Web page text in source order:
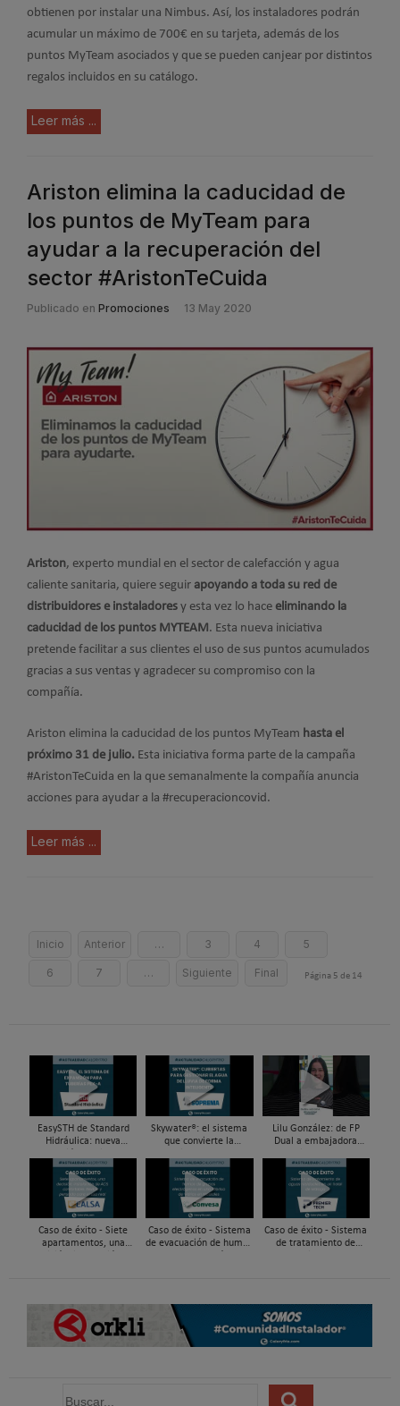
obtienen por instalar una Nimbus. Así, los instaladores podrán
acumular un máximo de 700€ en su tarjeta, además de los
puntos MyTeam asociados y que se pueden canjear por distintos
regalos incluidos en su catálogo.
Leer más ...
Ariston elimina la caducidad de
los puntos de MyTeam para
ayudar a la recuperación del
sector #AristonTeCuida
Publicado en Promociones 13 May 2020
Ariston, experto mundial en el sector de calefacción y agua
caliente sanitaria, quiere seguir apoyando a toda su red de
distribuidores e instaladores y esta vez lo hace eliminando la
caducidad de los puntos MYTEAM . Esta nueva iniciativa
pretende facilitar a sus clientes el uso de sus puntos acumulados
gracias a sus ventas y agradecer su compromiso con la
compañía.
Ariston elimina la caducidad de los puntos MyTeam hasta el
próximo 31 de julio. Esta iniciativa forma parte de la campaña
#AristonTeCuida en la que semanalmente la compañía anuncia
acciones para ayudar a la #recuperacioncovid.
Leer más ...
Inicio Anterior … 3 4 5
6 7 … Siguiente Final Página 5 de 14
EasySTH de Standard
Hidráulica: nueva
de expansión para
tuberías PEX
Skywater®: el sistema
que convierte la
infraestructura activa de
gestión del agua...
Lilu González: de FP
Dual a embajadora
| Mecatrónica Industrial
Caso de éxito - Siete
apartamentos, una
Caso de éxito - Sistema
de evacuación de humos
Caso de éxito - Sistema
de tratamiento de